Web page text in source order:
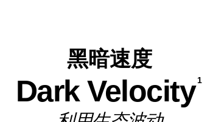
黑暗速度
Dark Velocity 1